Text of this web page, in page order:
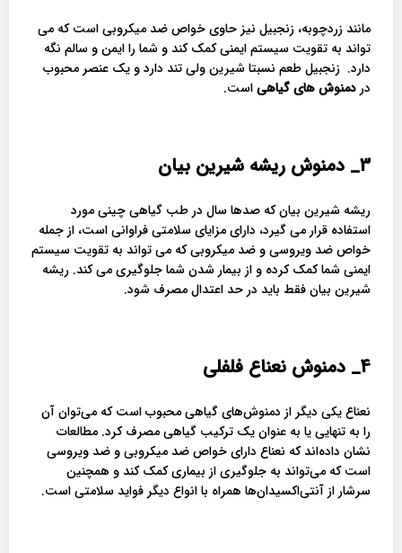
مانند زردچوبه، زنجبیل نیز حاوی خواص ضد میکروبی است که می
تواند به تقویت سیستم ایمنی کمک کند و شما را ایمن و سالم نگه
دارد. زنجبیل طعم نسبتا شیرین ولی تند دارد و یک عنصر محبوب
در دمنوش های گیاهیاست.
3_ دمنوش ریشه شیرین بیان
ریشه شیرین بیان که صدها سال در طب گیاهی چینی مورد
استفاده قرار می گیرد، دارای مزایای سلامتی فراوانی است، از جمله
خواص ضد ویروسی و ضد میکروبی که می تواند به تقویت سیستم
ایمنی شما کمک کرده و از بیمار شدن شما جلوگیری می کند. ریشه
شیرین بیان فقط باید در حد اعتدال مصرف شود.
4_ دمنوش نعناع فلفلی
نعناع یکی دیگر از دمنوش‌های گیاهی محبوب است که می‌توان آن
را به تنهایی یا به عنوان یک ترکیب گیاهی مصرف کرد. مطالعات
نشان داده‌اند که نعناع دارای خواص ضد میکروبی و ضد ویروسی
است که می‌تواند به جلوگیری از بیماری کمک کند و همچنین
سرشار از آنتی‌اکسیدان‌ها همراه با انواع دیگر فواید سلامتی است.